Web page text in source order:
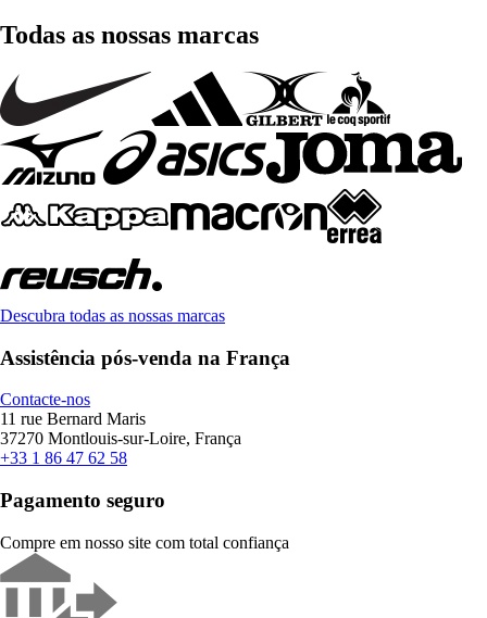
Todas as nossas marcas
Descubra todas as nossas marcas
Assistência pós-venda na França
Contacte-nos
11 rue Bernard Maris
37270 Montlouis-sur-Loire, França
+33 1 86 47 62 58
Pagamento seguro
Compre em nosso site com total confiança